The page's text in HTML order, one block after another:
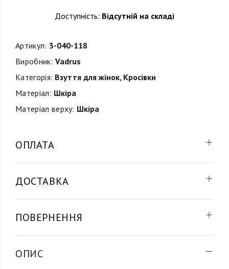
Доступність: Відсутній на складі
Артикул: 3-040-118
Виробник: Vadrus
Категорія: Взуття для жінок, Кросівки
Матеріал: Шкіра
Матеріал верху: Шкіра
ОПЛАТА
ДОСТАВКА
ПОВЕРНЕННЯ
ОПИС